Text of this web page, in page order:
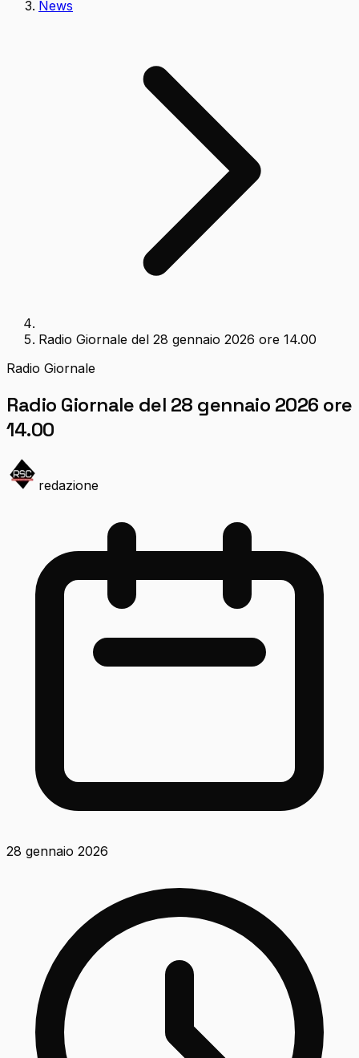
News
Radio Giornale del 28 gennaio 2026 ore 14.00
Radio Giornale
Radio Giornale del 28 gennaio 2026 ore
14.00
redazione
28 gennaio 2026